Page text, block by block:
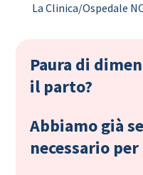
La Clinica/Ospedale
Paura di
il parto?
Abbiamo già
necessario per